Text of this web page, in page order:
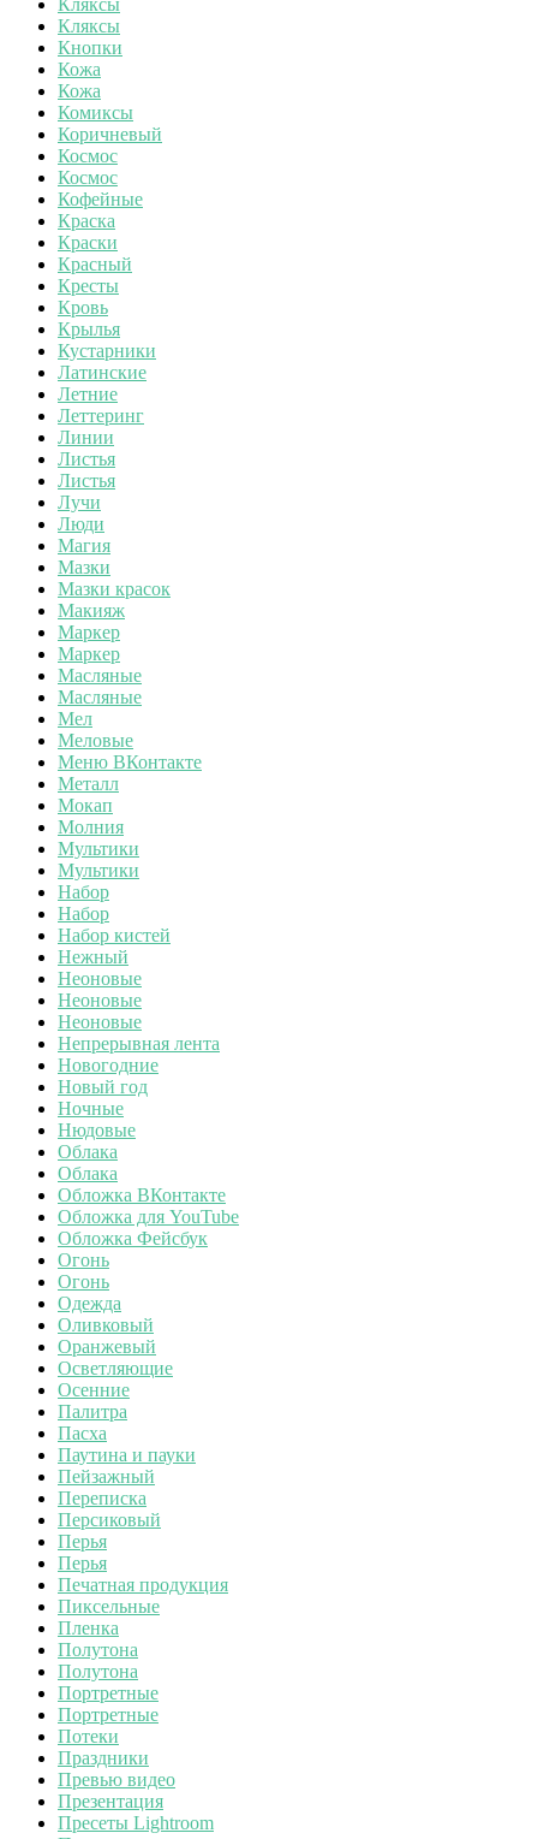
Кляксы
Кнопки
Кожа
Кожа
Комиксы
Коричневый
Космос
Космос
Кофейные
Краска
Краски
Красный
Кресты
Кровь
Крылья
Кустарники
Латинские
Летние
Леттеринг
Линии
Листья
Листья
Лучи
Люди
Магия
Мазки
Мазки красок
Макияж
Маркер
Маркер
Масляные
Масляные
Мел
Меловые
Меню ВКонтакте
Металл
Мокап
Молния
Мультики
Мультики
Набор
Набор
Набор кистей
Нежный
Неоновые
Неоновые
Неоновые
Непрерывная лента
Новогодние
Новый год
Ночные
Нюдовые
Облака
Облака
Обложка ВКонтакте
Обложка для YouTube
Обложка Фейсбук
Огонь
Огонь
Одежда
Оливковый
Оранжевый
Осветляющие
Осенние
Палитра
Пасха
Паутина и пауки
Пейзажный
Переписка
Персиковый
Перья
Перья
Печатная продукция
Пиксельные
Пленка
Полутона
Полутона
Портретные
Портретные
Потеки
Праздники
Превью видео
Презентация
Пресеты Lightroom